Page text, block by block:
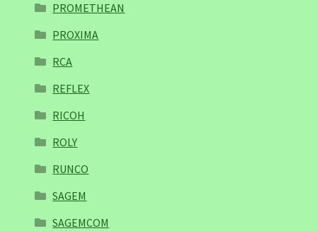
PROMETHEAN
PROXIMA
RCA
REFLEX
RICOH
ROLY
RUNCO
SAGEM
SAGEMCOM